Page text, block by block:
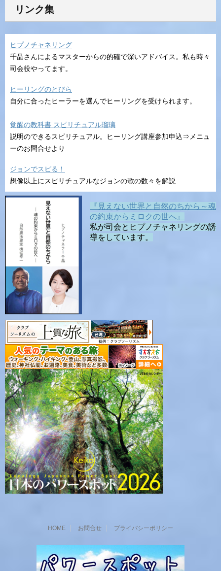
リンク集
ヒプノチャネリング
千晶さんによるマスターからの的確で深いアドバイス。私も時々
司会役やってます。
ヒーリングのとびら
自分に合ったヒーラーを選んでヒーリングを受けられます。
覚醒の教科書 スピリチュアル瑠璃
説明のできるスピリチュアル。ヒーリング講座参加申込⇒メニュ
ーのお問合せより
ジョンでスピる！
想像以上にスピリチュアルなジョンの歌の数々を解説
『見えない世界と自然のちから～魂
の約束からミロクの世へ』
私が司会とヒプノチャネリングの誘
導をしています。
HOME お問合せ プライバシーポリシー